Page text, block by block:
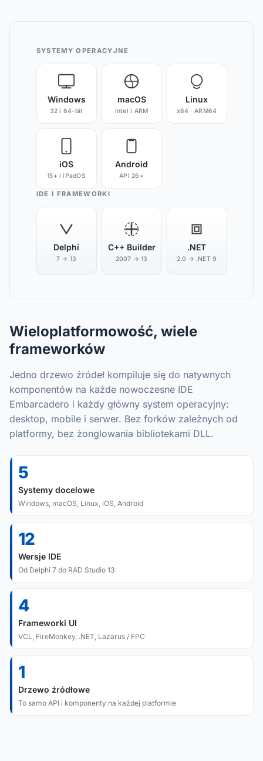
SYSTEMY OPERACYJNE
Windows
32 i 64-bit
macOS
Intel i ARM
Linux
x64 · ARM64
iOS
15+ i iPadOS
Android
API 26+
IDE I FRAMEWORKI
Delphi
7 → 13
C++ Builder
2007 → 13
.NET
2.0 → .NET 9
Wieloplatformowość, wiele
frameworków
Jedno drzewo źródeł kompiluje się do natywnych
komponentów na każde nowoczesne IDE
Embarcadero i każdy główny system operacyjny:
desktop, mobile i serwer. Bez forków zależnych od
platformy, bez żonglowania bibliotekami DLL.
5
Systemy docelowe
Windows, macOS, Linux, iOS, Android
12
Wersje IDE
Od Delphi 7 do RAD Studio 13
4
Frameworki UI
VCL, FireMonkey, .NET, Lazarus / FPC
1
Drzewo źródłowe
To samo API i komponenty na każdej platformie